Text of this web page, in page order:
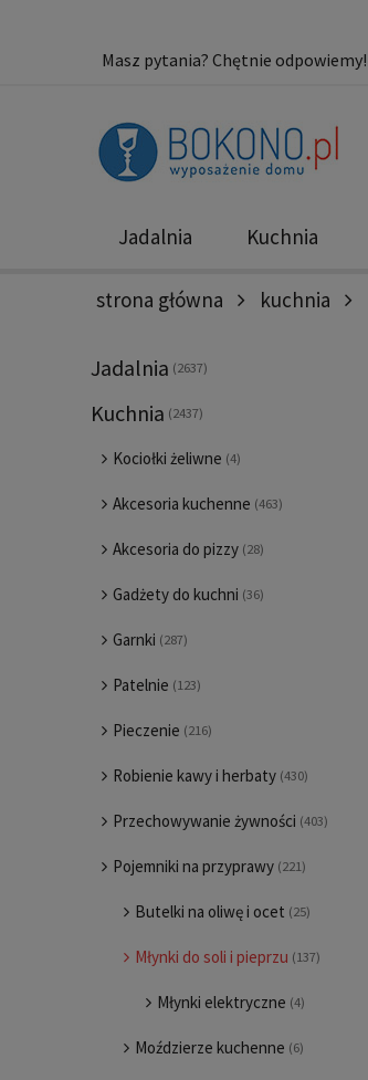
Masz pytania? Chętnie odpowiemy!
Jadalnia Kuchnia
Nowości Promocje
strona główna kuchnia
Jadalnia (2637)
Kuchnia (2437)
Kociołki żeliwne (4)
Akcesoria kuchenne (463)
Akcesoria do pizzy (28)
Gadżety do kuchni (36)
Garnki (287)
Patelnie (123)
Pieczenie (216)
Robienie kawy i herbaty (430)
Przechowywanie żywności (403)
Pojemniki na przyprawy (221)
Butelki na oliwę i ocet (25)
Młynki do soli i pieprzu (137)
Młynki elektryczne (4)
Moździerze kuchenne (6)